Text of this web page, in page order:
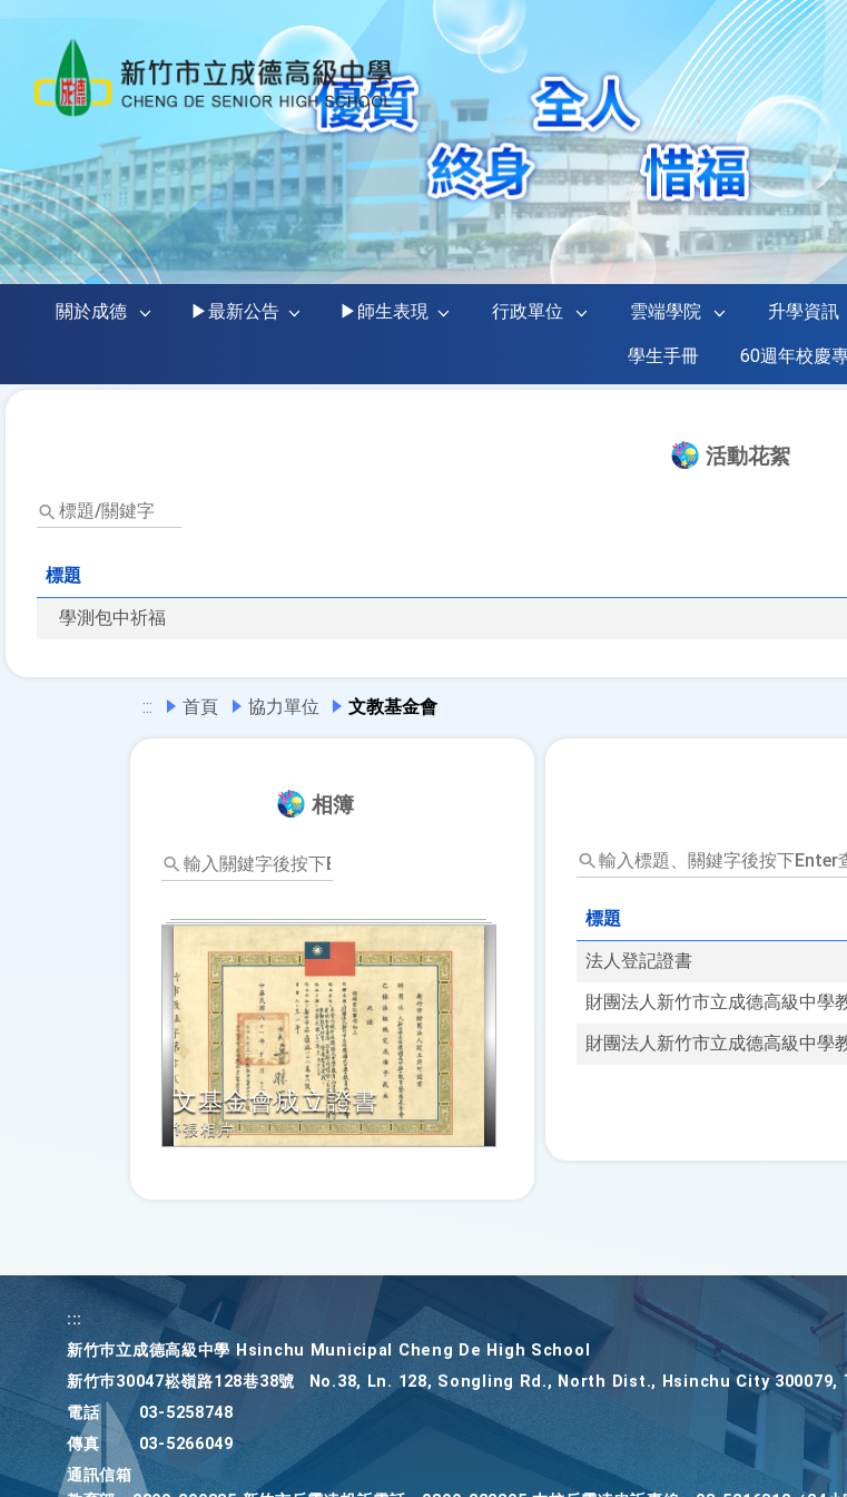
關於成德 ▶最新公告 ▶師生表現 行政單位 雲端學院 升學資訊
學生手冊 60週年校慶
活動花絮
標
題/
鍵
字
標題
學測包中祈福
::: 首頁 協力單位 文教基金會
相簿
輸
入
鍵
後
按
下
Enter
查
詢，
下
方
將
文基金會成立證書
1張相片
輸
入
題、
關
鍵
字
後
按
標題
法人登記證書
財團法人新竹市立成德高級中學
財團法人新竹市立成德高級中學
:::
新竹巿立成德高級中學 Hsinchu Municipal Cheng De High School
新竹巿30047崧嶺路128巷38號
No.38, Ln. 128, Songling Rd., North Dist., Hsinchu City 300079,
電話
03-5258748
傳真
03-5266049
通訊信箱